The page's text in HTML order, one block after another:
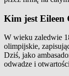
Kim jest Eileen
W wieku zaledwie
olimpijskie,
Dziś, jako
odwadze i